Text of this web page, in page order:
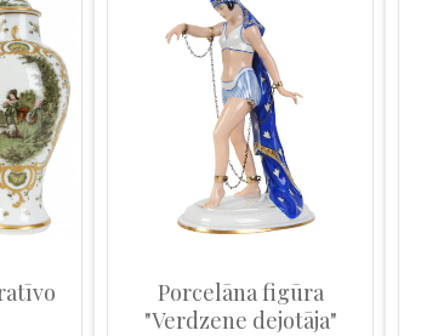
Porcelāna figūra
"Verdzene dejotāja"